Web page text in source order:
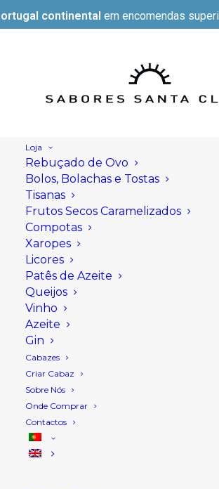
continental em encomendas
Loja
Rebuçado de Ovo
Bolos, Bolachas e Tostas
Tisanas
Frutos Secos Caramelizados
Compotas
Xaropes
Licores
Patês de Azeite
Queijos
Vinho
Azeite
Gin
Cabazes
Criar Cabaz
Sobre Nós
Onde Comprar
Contactos